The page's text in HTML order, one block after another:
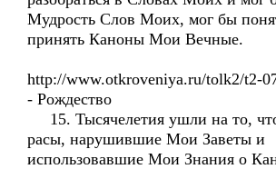
Мудрость Слов Моих, мог бы
принять Каноны Мои Вечные.
http://www.otkroveniya.ru/tolk2/t2-
- Рождество
15. Тысячелетия ушли на то,
расы, нарушившие Мои Заветы и
использовавшие Мои Знания о